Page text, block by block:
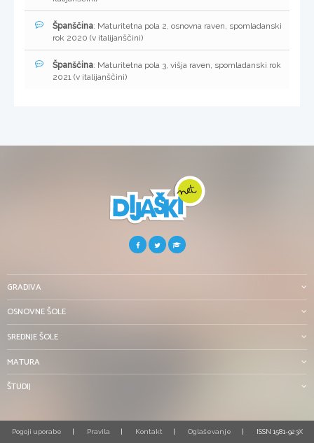
Španščina: Maturitetna pola 2, osnovna raven, spomladanski
rok 2020 (v italijanščini)
Španščina: Maturitetna pola 3, višja raven, spomladanski rok
2021 (v italijanščini)
GRADIVA
OSNOVNE ŠOLE
SREDNJE ŠOLE
MATURA
ŠTUDIJ
Pogoji uporabe Pravila Kontakt Oglaševanje ISSN 1581-923X